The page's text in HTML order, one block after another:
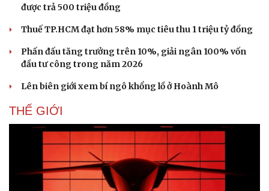
được trả 500 triệu đồng
Thuế TP.HCM đạt hơn 58% mục tiêu thu 1 triệu tỷ đồng
Phấn đấu tăng trưởng trên 10%, giải ngân 100% vốn
đầu tư công trong năm 2026
Lên biên giới xem bí ngô khổng lồ ở Hoành Mô
THẾ GIỚI